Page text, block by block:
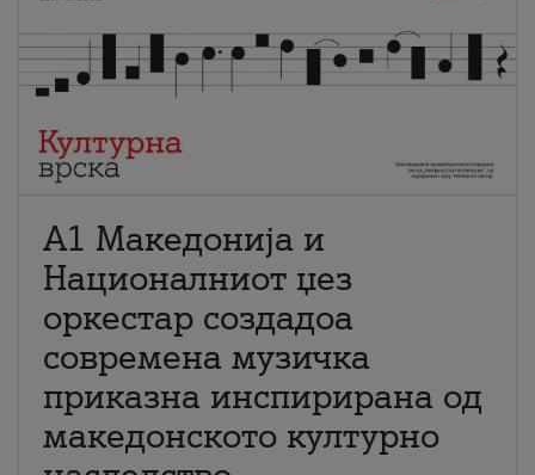
А1 Македонија и
Националниот џез
оркестар создадоа
современа музичка
приказна инспирирана од
македонското културно